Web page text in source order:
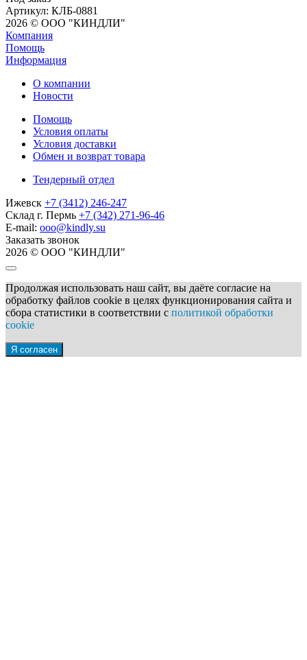
Артикул: КЛБ-0881
2026 © ООО "КИНДЛИ"
Компания
Помощь
Информация
О компании
Новости
Помощь
Условия оплаты
Условия доставки
Обмен и возврат товара
Тендерный отдел
Ижевск +7 (3412) 246-247
Склад г. Пермь +7 (342) 271-96-46
E-mail: ooo@kindly.su
Заказать звонок
2026 © ООО "КИНДЛИ"
Продолжая использовать наш сайт, вы даёте согласие на
обработку файлов cookie в целях функционирования сайта и
сбора статистики в соответствии с политикой обработки
cookie
Я согласен